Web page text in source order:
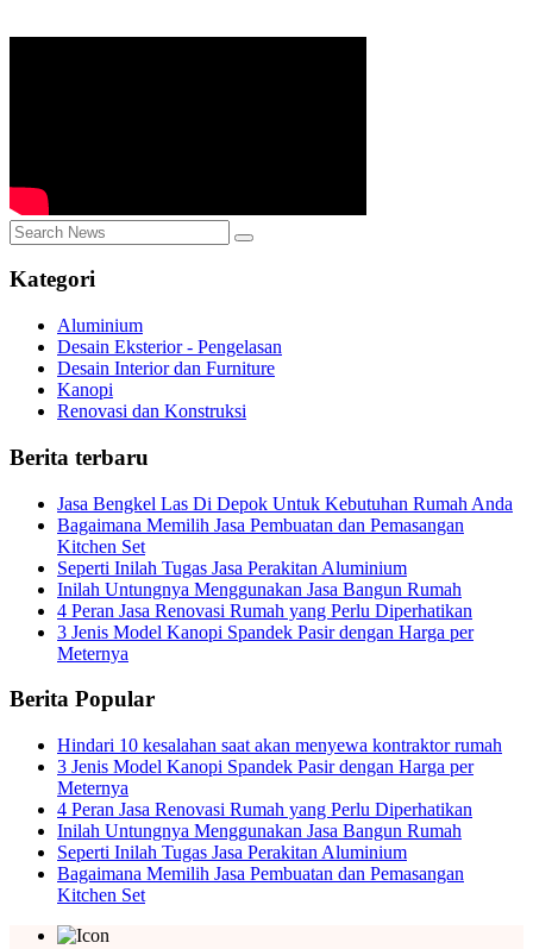
Kategori
Aluminium
Desain Eksterior - Pengelasan
Desain Interior dan Furniture
Kanopi
Renovasi dan Konstruksi
Berita terbaru
Jasa Bengkel Las Di Depok Untuk Kebutuhan Rumah Anda
Bagaimana Memilih Jasa Pembuatan dan Pemasangan
Kitchen Set
Seperti Inilah Tugas Jasa Perakitan Aluminium
Inilah Untungnya Menggunakan Jasa Bangun Rumah
4 Peran Jasa Renovasi Rumah yang Perlu Diperhatikan
3 Jenis Model Kanopi Spandek Pasir dengan Harga per
Meternya
Berita Popular
Hindari 10 kesalahan saat akan menyewa kontraktor rumah
3 Jenis Model Kanopi Spandek Pasir dengan Harga per
Meternya
4 Peran Jasa Renovasi Rumah yang Perlu Diperhatikan
Inilah Untungnya Menggunakan Jasa Bangun Rumah
Seperti Inilah Tugas Jasa Perakitan Aluminium
Bagaimana Memilih Jasa Pembuatan dan Pemasangan
Kitchen Set